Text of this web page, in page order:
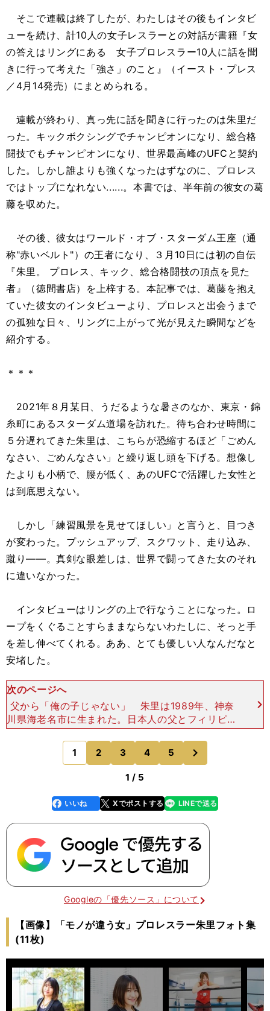
そこで連載は終了したが、わたしはその後もインタビ
ューを続け、計10人の女子レスラーとの対話が書籍『女
の答えはリングにある 女子プロレスラー10人に話を聞
きに行って考えた「強さ」のこと』（イースト・プレス
／4月14発売）にまとめられる。
連載が終わり、真っ先に話を聞きに行ったのは朱里だ
った。キックボクシングでチャンピオンになり、総合格
闘技でもチャンピオンになり、世界最高峰のUFCと契約
した。しかし誰よりも強くなったはずなのに、プロレス
ではトップになれない......。本書では、半年前の彼女の葛
藤を収めた。
その後、彼女はワールド・オブ・スターダム王座（通
称"赤いベルト"）の王者になり、３月10日には初の自伝
『朱里。 プロレス、キック、総合格闘技の頂点を見た
者』（徳間書店）を上梓する。本記事では、葛藤を抱え
ていた彼女のインタビューより、プロレスと出会うまで
の孤独な日々、リングに上がって光が見えた瞬間などを
紹介する。
＊＊＊
2021年８月某日、うだるような暑さのなか、東京・錦
糸町にあるスターダム道場を訪れた。待ち合わせ時間に
５分遅れてきた朱里は、こちらが恐縮するほど「ごめん
なさい、ごめんなさい」と繰り返し頭を下げる。想像し
たよりも小柄で、腰が低く、あのUFCで活躍した女性と
は到底思えない。
しかし「練習風景を見せてほしい」と言うと、目つき
が変わった。プッシュアップ、スクワット、走り込み、
蹴り――。真剣な眼差しは、世界で闘ってきた女のそれ
に違いなかった。
インタビューはリングの上で行なうことになった。ロ
ープをくぐることすらままならないわたしに、そっと手
を差し伸べてくれる。ああ、とても優しい人なんだなと
安堵した。
次のページへ
父から「俺の子じゃない」 朱里は1989年、神奈
川県海老名市に生まれた。日本人の父とフィリピン
出身の母を持つ。３つ上の兄がいるが、小学校６年
生の時に両親が離婚し、兄は父に、朱里は母につい
ていったため
1 2 3 4 5
のページへ
1 / 5
faceboo
k
いいね Xでポストする
line LINEで送る
Googleの「優先ソース」について
【画像】「モノが違う女」プロレスラー朱里フォト集
(11枚)